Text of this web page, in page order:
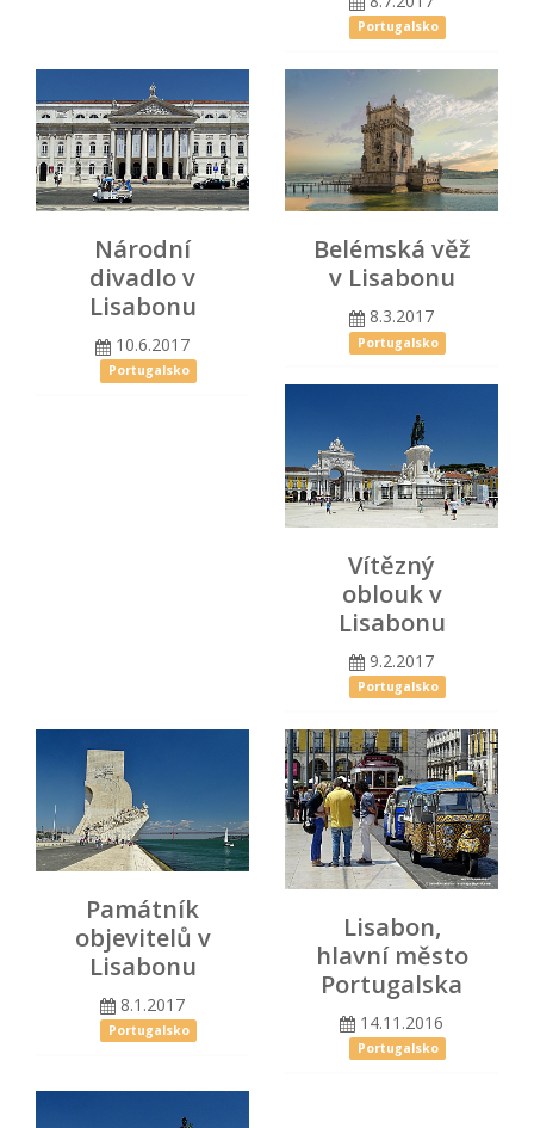
Portugalsko
Národní
divadlo v
Lisabonu
10.6.2017
Portugalsko
Belémská věž
v Lisabonu
8.3.2017
Portugalsko
Vítězný
oblouk v
Lisabonu
9.2.2017
Portugalsko
Památník
objevitelů v
Lisabonu
8.1.2017
Portugalsko
Lisabon,
hlavní město
Portugalska
14.11.2016
Portugalsko